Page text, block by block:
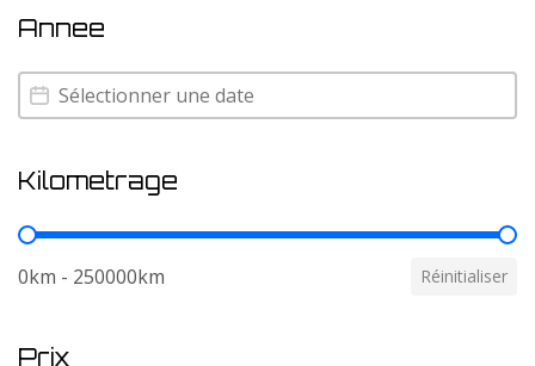
Annee
Annee
Annee
Kilometrage
Kilometrage
0km - 250000km Réinitialiser
Prix